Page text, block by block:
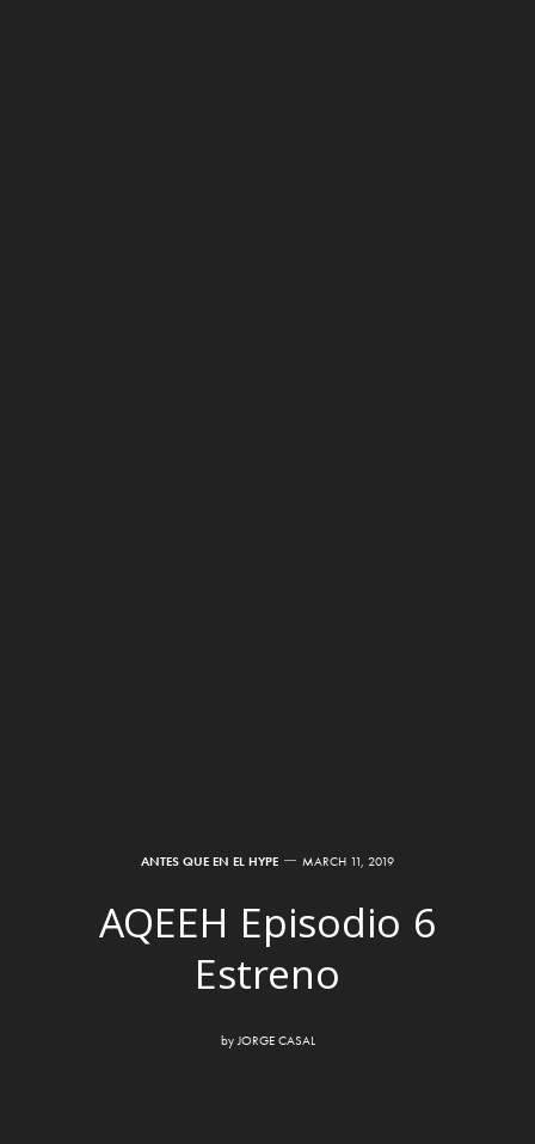
ANTES QUE EN EL HYPE MARCH 11, 2019
AQEEH Episodio 6
Estreno
by JORGE CASAL